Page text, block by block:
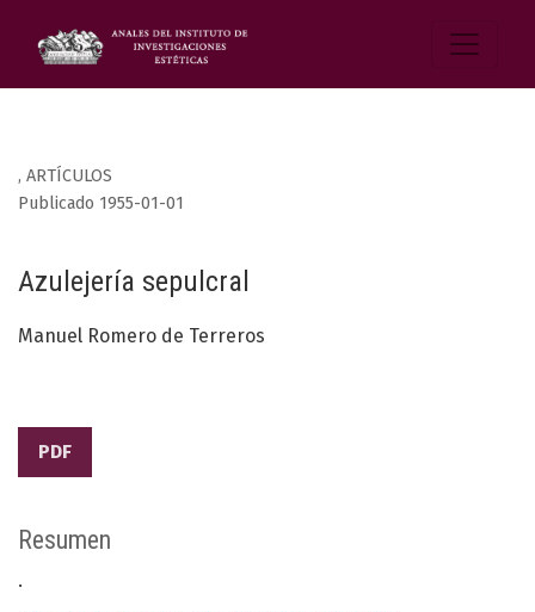
, ARTÍCULOS
Azulejería sepulcral
Publicado 1955-01-01
Manuel Romero de Terreros
PDF
Resumen
.